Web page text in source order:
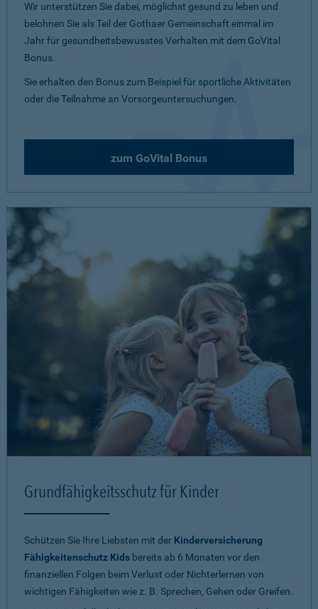
Wir unterstützen Sie dabei, möglichst gesund zu leben und
belohnen Sie als Teil der Gothaer Gemeinschaft einmal im
Jahr für gesundheitsbewusstes Verhalten mit dem GoVital
Bonus.
Sie erhalten den Bonus zum Beispiel für sportliche Aktivitäten
oder die Teilnahme an Vorsorgeuntersuchungen.
zum GoVital Bonus
Grundfähigkeitsschutz für Kinder
Schützen Sie Ihre Liebsten mit der Kinderversicherung
Fähigkeitenschutz Kids bereits ab 6 Monaten vor den
finanziellen Folgen beim Verlust oder Nichterlernen von
wichtigen Fähigkeiten wie z. B. Sprechen, Gehen oder Greifen.